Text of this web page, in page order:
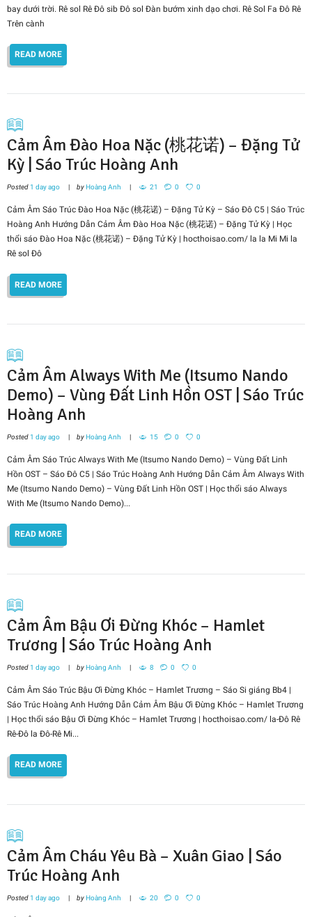
bay dưới trời. Rê sol Rê Đô sib Đô sol Đàn bướm xinh dạo chơi. Rê Sol Fa Đô Rê
Trên cành
READ MORE
Cảm Âm Đào Hoa Nặc (桃花诺) – Đặng Tử
Kỳ | Sáo Trúc Hoàng Anh
Posted 1 day ago byHoàng Anh 21 0 0
Cảm Âm Sáo Trúc Đào Hoa Nặc (桃花诺) – Đặng Tử Kỳ – Sáo Đô C5 | Sáo Trúc
Hoàng Anh Hướng Dẫn Cảm Âm Đào Hoa Nặc (桃花诺) – Đặng Tử Kỳ | Học
thổi sáo Đào Hoa Nặc (桃花诺) – Đặng Tử Kỳ | hocthoisao.com/ la la Mi Mi la
Rê sol Đô
READ MORE
Cảm Âm Always With Me (Itsumo Nando
Demo) – Vùng Đất Linh Hồn OST | Sáo Trúc
Hoàng Anh
Posted 1 day ago byHoàng Anh 15 0 0
Cảm Âm Sáo Trúc Always With Me (Itsumo Nando Demo) – Vùng Đất Linh
Hồn OST – Sáo Đô C5 | Sáo Trúc Hoàng Anh Hướng Dẫn Cảm Âm Always With
Me (Itsumo Nando Demo) – Vùng Đất Linh Hồn OST | Học thổi sáo Always
With Me (Itsumo Nando Demo)...
READ MORE
Cảm Âm Bậu Ơi Đừng Khóc – Hamlet
Trương | Sáo Trúc Hoàng Anh
Posted 1 day ago byHoàng Anh 8 0 0
Cảm Âm Sáo Trúc Bậu Ơi Đừng Khóc – Hamlet Trương – Sáo Si giáng Bb4 |
Sáo Trúc Hoàng Anh Hướng Dẫn Cảm Âm Bậu Ơi Đừng Khóc – Hamlet Trương
| Học thổi sáo Bậu Ơi Đừng Khóc – Hamlet Trương | hocthoisao.com/ la-Đô Rê
Rê-Đô la Đô-Rê Mi...
READ MORE
Cảm Âm Cháu Yêu Bà – Xuân Giao | Sáo
Trúc Hoàng Anh
Posted 1 day ago byHoàng Anh 20 0 0